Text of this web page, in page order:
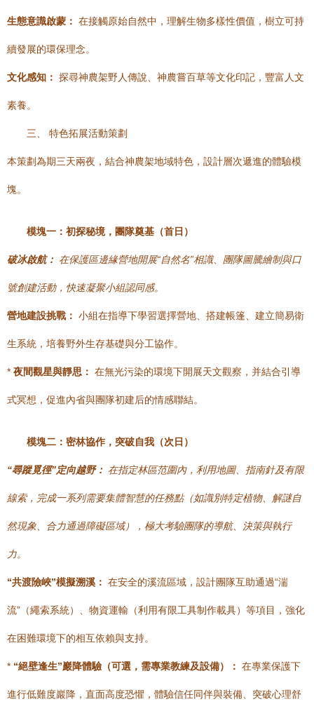
生態意識啟蒙： 在接觸原始自然中，理解生物多樣性價值，樹立可持
續發展的環保理念。
文化感知： 探尋神農架野人傳說、神農嘗百草等文化印記，豐富人文
素養。
三、 特色拓展活動策劃
本策劃為期三天兩夜，結合神農架地域特色，設計層次遞進的體驗模
塊。
模塊一：初探秘境，團隊奠基（首日）
破冰啟航： 在保護區邊緣營地開展“自然名”相識、團隊圖騰繪制與口
號創建活動，快速凝聚小組認同感。
營地建設挑戰： 小組在指導下學習選擇營地、搭建帳篷、建立簡易衛
生系統，培養野外生存基礎與分工協作。
* 夜間觀星與靜思： 在無光污染的環境下開展天文觀察，并結合引導
式冥想，促進內省與團隊初建后的情感聯結。
模塊二：密林協作，突破自我（次日）
“尋蹤覓徑”定向越野： 在指定林區范圍內，利用地圖、指南針及有限
線索，完成一系列需要集體智慧的任務點（如識別特定植物、解謎自
然現象、合力通過障礙區域），極大考驗團隊的導航、決策與執行
力。
“共渡險峽”模擬溯溪： 在安全的溪流區域，設計團隊互助通過“湍
流”（繩索系統）、物資運輸（利用有限工具制作載具）等項目，強化
在困難環境下的相互依賴與支持。
* “絕壁逢生”巖降體驗（可選，需專業教練及設備）： 在專業保護下
進行低難度巖降，直面高度恐懼，體驗信任同伴與裝備、突破心理舒